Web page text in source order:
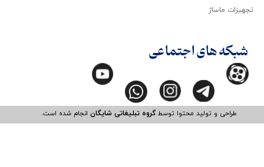
طراحی و تولید محتوا توسطگروه تبلیغاتی شایگانانجام شده است.​​​​​​​
تجهیزات ماساژ
شبکه های اجتماعی